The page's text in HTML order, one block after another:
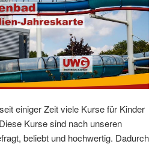
einiger Zeit viele Kurse für Kinder
Kurse sind nach unseren
beliebt und hochwertig. Dadurch